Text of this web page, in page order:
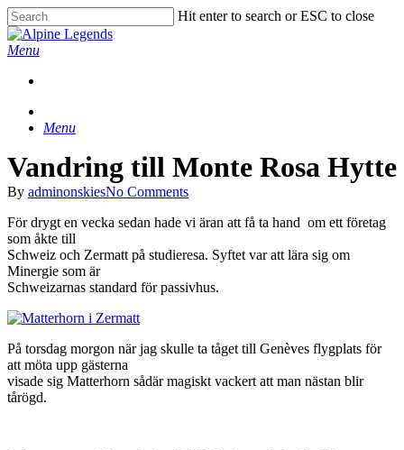
Skip
to
main
Hit enter to search or ESC to close
Close
Search
Menu
Menu
Vandring till Monte Rosa Hytte
By adminonskiesNo Comments
För drygt en vecka sedan hade vi äran att få ta hand om ett företag
som åkte till
Schweiz och Zermatt på studieresa. Syftet var att lära sig om
Minergie som är
Schweizarnas standard för passivhus.
På torsdag morgon när jag skulle ta tåget till Genèves flygplats för
att möta upp gästerna
visade sig Matterhorn sådär magiskt vackert att man nästan blir
tårögd.